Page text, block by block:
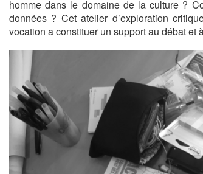
homme dans le domaine de la culture ?
données ? Cet atelier d’exploration
vocation a constituer un support au débat et